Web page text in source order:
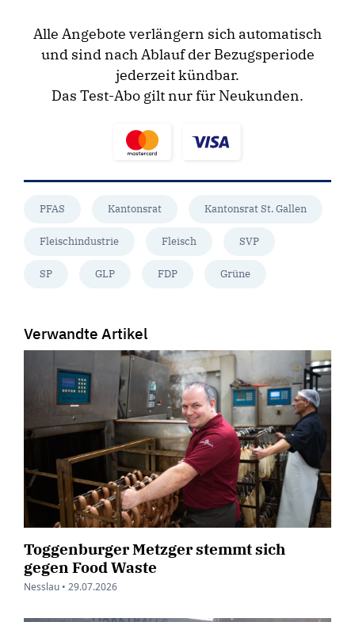
Alle Angebote verlängern sich automatisch
und sind nach Ablauf der Bezugsperiode
jederzeit kündbar.
Das Test-Abo gilt nur für Neukunden.
PFAS Kantonsrat Kantonsrat St. Gallen
Fleischindustrie Fleisch SVP
SP GLP FDP Grüne
Verwandte Artikel
Toggenburger Metzger stemmt sich
gegen Food Waste
Nesslau • 29.07.2026